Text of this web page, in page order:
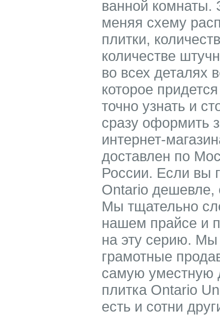
ванной
меняя схему
плитки,
количестве
во всех деталях
которое
точно узнать и
сразу оформить
интернет-
доставлен по
России. Если вы
Ontario дешевле,
Мы тщательно
нашем прайсе и
на эту серию.
грамотные
самую уместную
плитка Ontario
есть и сотни